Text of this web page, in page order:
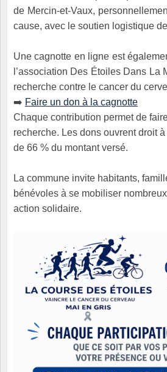
de Mercin-et-Vaux,
cause, avec le soutien logistique
Une cagnotte en ligne est
l’association Des Étoiles Dans La
recherche contre le cancer du
➡️ Faire un don à la cagnotte
Chaque contribution permet de
recherche. Les dons ouvrent droit
de 66 % du montant versé.
La commune invite habitants,
bénévoles à se mobiliser
action solidaire.